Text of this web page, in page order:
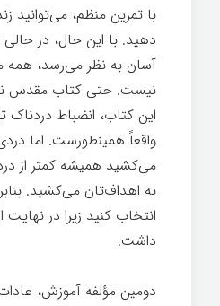
با تمرین منظم، می‌توانید
دهید. با این حال، در
آسان به نظر می‌رسد، همه
نیست. حتی کتاب مقدس
این کتاب، انضباط
واقعاً همینطورست. اما
می‌کشید همیشه کمتر از
به اهداف‌تان می‌کشید.
انتخاب کنيد زیرا در
داشت.
دومین مؤلفه آموزش،